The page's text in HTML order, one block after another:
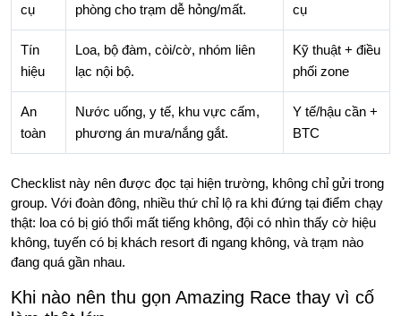
cụ
phòng cho trạm dễ hỏng/mất.
cụ
Tín
hiệu
Loa, bộ đàm, còi/cờ, nhóm liên
lạc nội bộ.
Kỹ thuật + điều
phối zone
An
toàn
Nước uống, y tế, khu vực cấm,
phương án mưa/nắng gắt.
Y tế/hậu cần +
BTC
Checklist này nên được đọc tại hiện trường, không chỉ gửi trong
group. Với đoàn đông, nhiều thứ chỉ lộ ra khi đứng tại điểm chạy
thật: loa có bị gió thổi mất tiếng không, đội có nhìn thấy cờ hiệu
không, tuyến có bị khách resort đi ngang không, và trạm nào
đang quá gần nhau.
Khi nào nên thu gọn Amazing Race thay vì cố